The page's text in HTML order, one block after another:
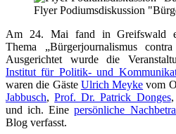
Flyer Podiumsdiskussion
Am 24. Mai fand in Greifswald
Thema „Bürgerjournalismus
Ausgerichtet wurde die
Institut für Politik- und
waren die Gäste Ulrich Meyke vom
Jabbusch,Prof. Dr. Patrick Donges,
und ich. Einepersönliche
Blog verfasst.